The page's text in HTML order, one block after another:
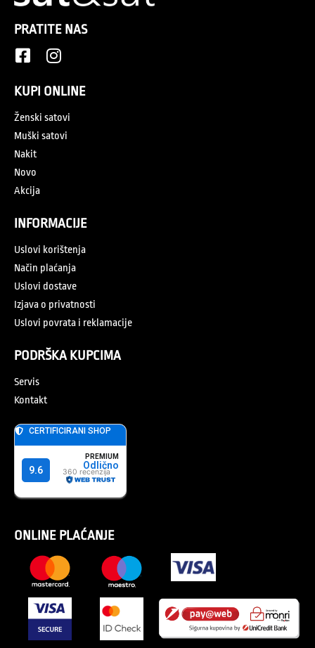
PRATITE NAS
KUPI ONLINE
Ženski satovi
Muški satovi
Nakit
Novo
Akcija
INFORMACIJE
Uslovi korištenja
Način plaćanja
Uslovi dostave
Izjava o privatnosti
Uslovi povrata i reklamacije
PODRŠKA KUPCIMA
Servis
Kontakt
ONLINE PLAĆANJE